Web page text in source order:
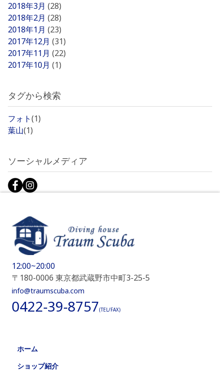
2018年3月 (28)
2018年2月 (28)
2018年1月 (23)
2017年12月 (31)
2017年11月 (22)
2017年10月 (1)
タグから検索
フォト(1)
葉山(1)
ソーシャルメディア
12:00~20:00
〒180-0006 東京都武蔵野市中町3-25-5
info@traumscuba.com
0422-39-8757(TEL/FAX)
ホーム
ショップ紹介